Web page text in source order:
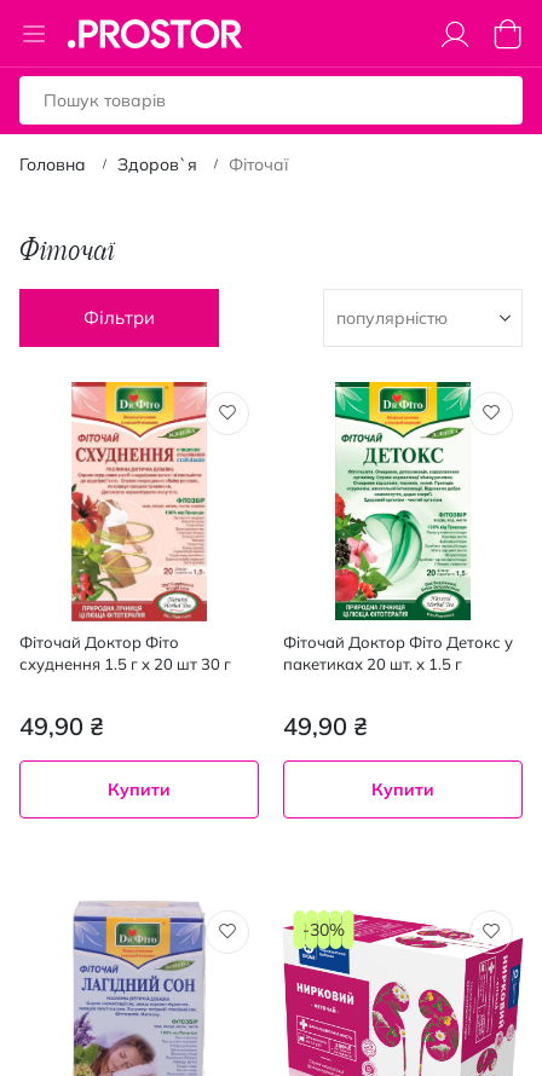
Toggle
Nav
Кошик
Головна Здоров`я Фіточаї
Фіточаї
Фільтри
Фіточай Доктор Фіто
схуднення 1.5 г х 20 шт 30 г
49,90 ₴
Купити
Фіточай Доктор Фіто Детокс у
пакетиках 20 шт. х 1.5 г
49,90 ₴
Купити
-30%